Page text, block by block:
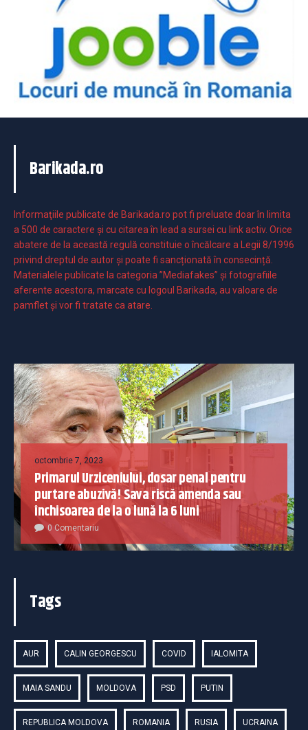
Barikada.ro
Informaţiile publicate de Barikada.ro pot fi preluate doar în limita
a 500 de caractere şi cu citarea în lead a sursei cu link activ. Orice
abatere de la această regulă constituie o încălcare a Legii 8/1996
privind dreptul de autor și poate fi sancționată în consecință.
Materialele publicate la categoria ”Mediafakes” și fotografiile
aferente acestora, marcate cu logoul Barikada, au valoare de
pamflet și vor fi tratate ca atare.
octombrie 7, 2023
Primarul Urziceniului, dosar penal pentru
purtare abuzivă! Sava riscă amenda sau
închisoarea de la o lună la 6 luni
0 Comentariu
Tags
AUR CALIN GEORGESCU COVID IALOMITA
MAIA SANDU MOLDOVA PSD PUTIN
REPUBLICA MOLDOVA ROMANIA RUSIA UCRAINA